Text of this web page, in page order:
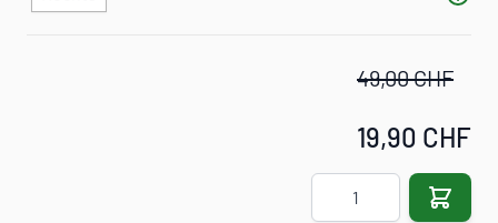
49,00 CHF
19,90 CHF
Menge